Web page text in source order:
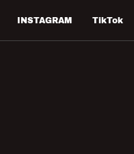
INSTAGRAM TikTok